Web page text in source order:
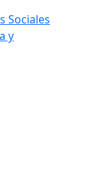
Sociales
y